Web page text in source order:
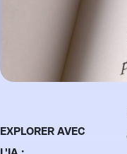
EXPLORER AVEC